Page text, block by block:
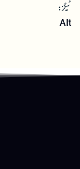
ٹیگز:
Alt